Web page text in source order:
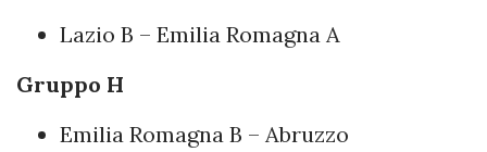
Lazio B – Emilia Romagna A
Gruppo H
Emilia Romagna B – Abruzzo